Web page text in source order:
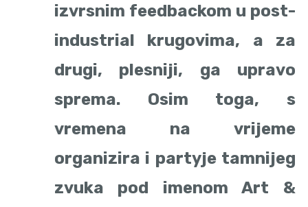
izvrsnim feedbackom u post-
industrial krugovima, a za
drugi, plesniji, ga upravo
sprema. Osim toga, s
vremena na vrijeme
organizira i partyje tamnijeg
zvuka pod imenom Art &